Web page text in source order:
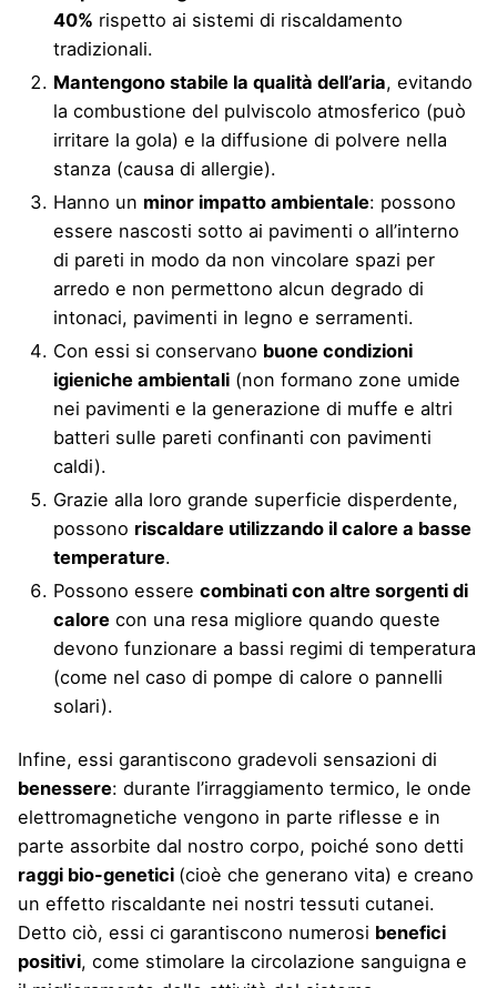
40% rispetto ai sistemi di riscaldamento
tradizionali.
Mantengono stabile la qualità dell’aria, evitando
la combustione del pulviscolo atmosferico (può
irritare la gola) e la diffusione di polvere nella
stanza (causa di allergie).
Hanno un minor impatto ambientale: possono
essere nascosti sotto ai pavimenti o all’interno
di pareti in modo da non vincolare spazi per
arredo e non permettono alcun degrado di
intonaci, pavimenti in legno e serramenti.
Con essi si conservano buone condizioni
igieniche ambientali (non formano zone umide
nei pavimenti e la generazione di muffe e altri
batteri sulle pareti confinanti con pavimenti
caldi).
Grazie alla loro grande superficie disperdente,
possono riscaldare utilizzando il calore a basse
temperature.
Possono essere combinati con altre sorgenti di
calore con una resa migliore quando queste
devono funzionare a bassi regimi di temperatura
(come nel caso di pompe di calore o pannelli
solari).
Infine, essi garantiscono gradevoli sensazioni di
benessere: durante l’irraggiamento termico, le onde
elettromagnetiche vengono in parte riflesse e in
parte assorbite dal nostro corpo, poiché sono detti
raggi bio-genetici (cioè che generano vita) e creano
un effetto riscaldante nei nostri tessuti cutanei.
Detto ciò, essi ci garantiscono numerosi benefici
positivi, come stimolare la circolazione sanguigna e